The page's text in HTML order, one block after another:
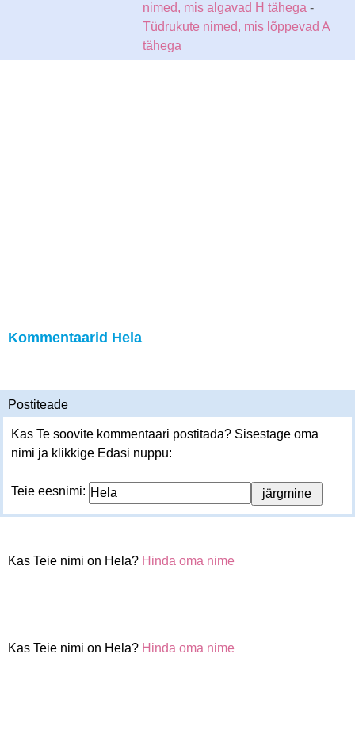
nimed, mis algavad H tähega -
Tüdrukute nimed, mis lõppevad A
tähega
Kommentaarid Hela
Postiteade
Kas Te soovite kommentaari postitada? Sisestage oma
nimi ja klikkige Edasi nuppu:
Teie eesnimi:
Kas Teie nimi on Hela? Hinda oma nime
Kas Teie nimi on Hela? Hinda oma nime